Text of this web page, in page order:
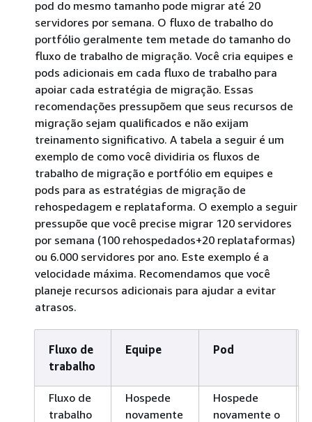
pod do mesmo tamanho pode migrar até 20
servidores por semana. O fluxo de trabalho do
portfólio geralmente tem metade do tamanho do
fluxo de trabalho de migração. Você cria equipes e
pods adicionais em cada fluxo de trabalho para
apoiar cada estratégia de migração. Essas
recomendações pressupõem que seus recursos de
migração sejam qualificados e não exijam
treinamento significativo. A tabela a seguir é um
exemplo de como você dividiria os fluxos de
trabalho de migração e portfólio em equipes e
pods para as estratégias de migração de
rehospedagem e replataforma. O exemplo a seguir
pressupõe que você precise migrar 120 servidores
por semana (100 rehospedados+20 replataformas)
ou 6.000 servidores por ano. Este exemplo é a
velocidade máxima. Recomendamos que você
planeje recursos adicionais para ajudar a evitar
atrasos.
Fluxo de
trabalho
Equipe Pod
Fluxo de
trabalho
Hospede
novamente
Hospede
novamente o